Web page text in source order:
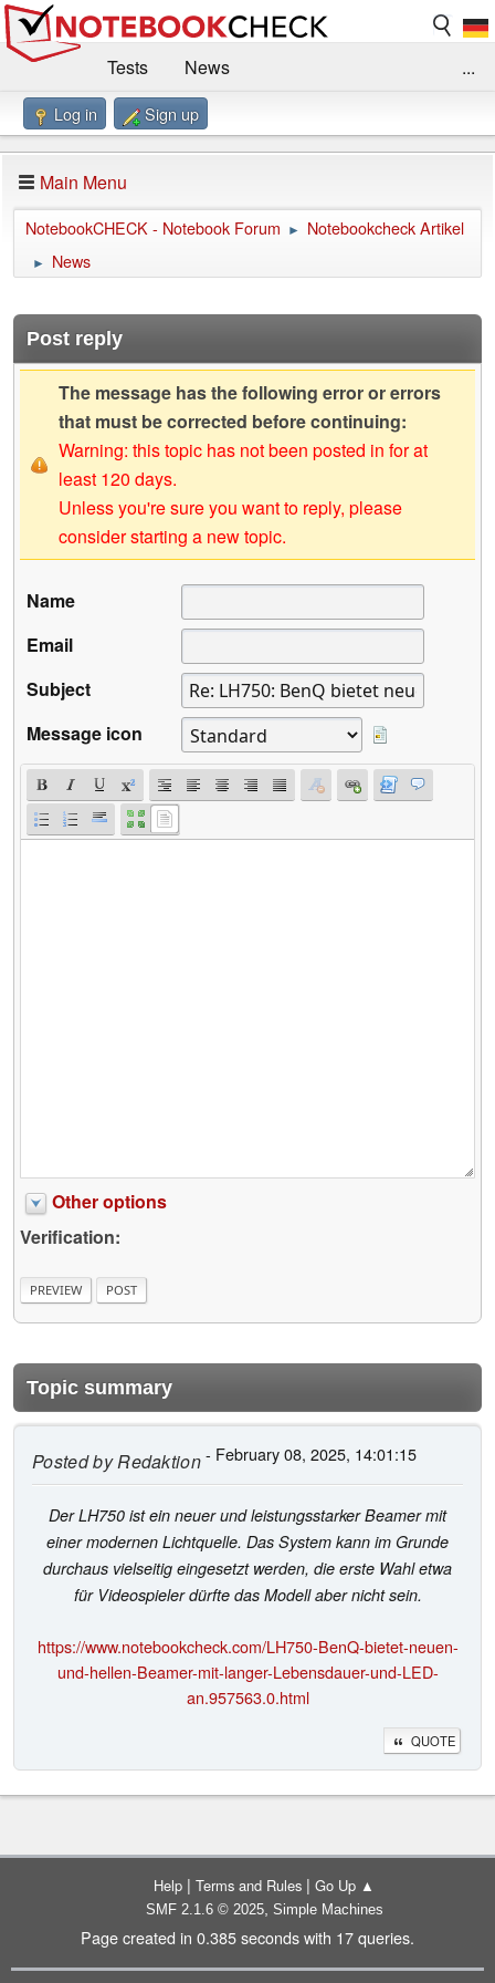
Tests
News
Benchmarks / Technik
Forum
Impressum
...
Log in Sign up
Main Menu
NotebookCHECK - Notebook Forum ► Notebookcheck Artikel
► News
Post reply
The message has the following error or errors
that must be corrected before continuing:
Warning: this topic has not been posted in for at
least 120 days.
Unless you're sure you want to reply, please
consider starting a new topic.
Name
Email
Subject
Message icon
Other options
Verification:
Topic summary
Posted byRedaktion- February 08, 2025, 14:01:15
Der LH750 ist ein neuer und leistungsstarker Beamer mit
einer modernen Lichtquelle. Das System kann im Grunde
durchaus vielseitig eingesetzt werden, die erste Wahl etwa
für Videospieler dürfte das Modell aber nicht sein.
https://www.notebookcheck.com/LH750-BenQ-bietet-neuen-
und-hellen-Beamer-mit-langer-Lebensdauer-und-LED-
an.957563.0.html
QUOTE
Help | Terms and Rules | Go Up ▲
SMF 2.1.6 © 2025, Simple Machines
Page created in 0.385 seconds with 17 queries.